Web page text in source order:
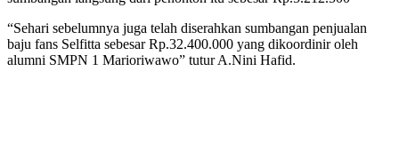
“Sehari sebelumnya juga telah diserahkan sumbangan penjualan
baju fans Selfitta sebesar Rp.32.400.000 yang dikoordinir oleh
alumni SMPN 1 Marioriwawo” tutur A.Nini Hafid.